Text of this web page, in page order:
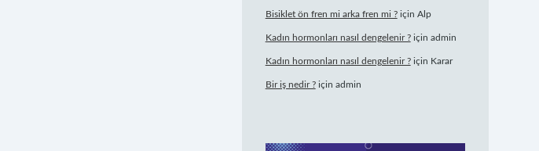
Bisiklet ön fren mi arka fren mi ?için Alp
Kadın hormonları nasıl dengelenir ?için admin
Kadın hormonları nasıl dengelenir ?için Karar
Bir iş nedir ?için admin